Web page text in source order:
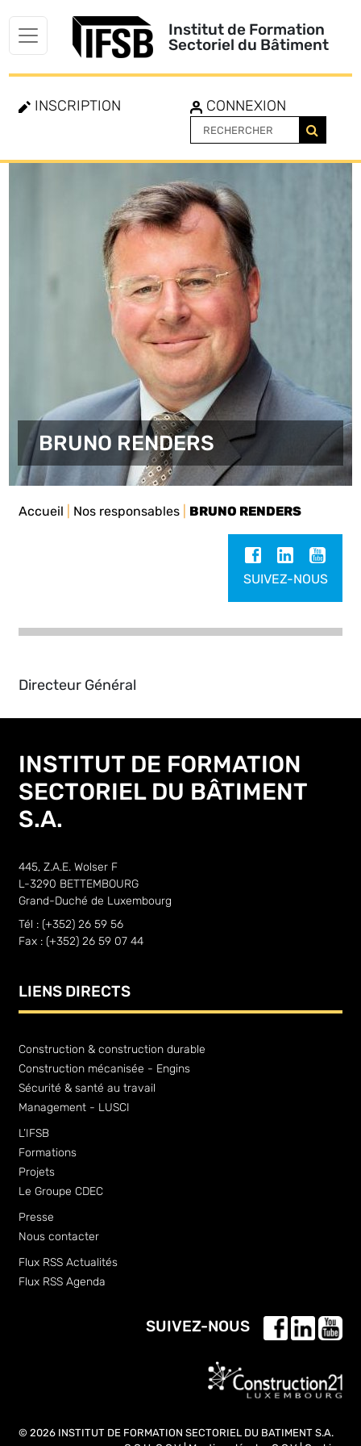
Institut de Formation
Sectoriel du Bâtiment
INSCRIPTION CONNEXION
navigation
BRUNO RENDERS
Accueil Nos responsables BRUNO RENDERS
SUIVEZ-NOUS
Directeur Général
INSTITUT DE FORMATION
SECTORIEL DU BÂTIMENT
S.A.
445, Z.A.E. Wolser F
L-3290 BETTEMBOURG
Grand-Duché de Luxembourg
Tél : (+352) 26 59 56
Fax : (+352) 26 59 07 44
LIENS DIRECTS
Construction & construction durable
Construction mécanisée - Engins
Sécurité & santé au travail
Management - LUSCI
L’IFSB
Formations
Projets
Le Groupe CDEC
Presse
Nous contacter
Flux RSS Actualités
Flux RSS Agenda
SUIVEZ-NOUS
© 2026 INSTITUT DE FORMATION SECTORIEL DU BATIMENT S.A.